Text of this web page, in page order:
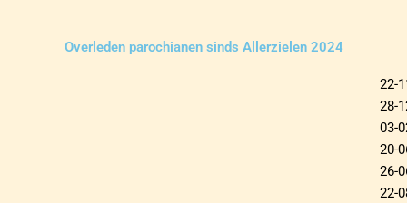
Overleden parochianen sinds Allerzielen 2024
22-
28-
03-
20-
26-
22-